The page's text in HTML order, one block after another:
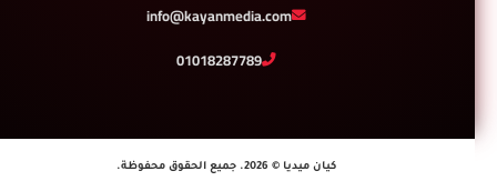
info@kayanmedia.com
01018287789
كيان ميديا © 2026. جميع الحقوق محفوظة.